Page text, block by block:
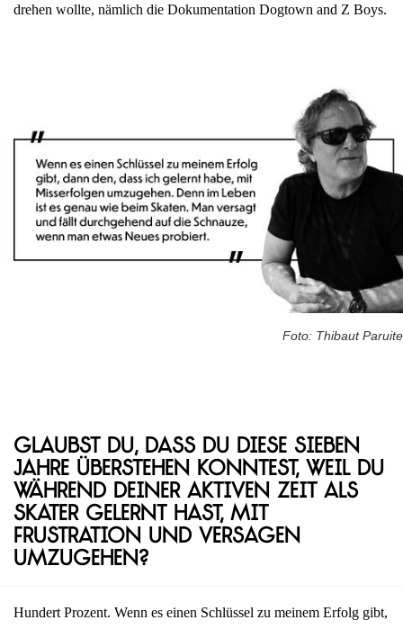
drehen wollte, nämlich die Dokumentation Dogtown and Z Boys.
Foto: Thibaut Paruite
Glaubst du, dass du diese sieben
Jahre überstehen konntest, weil du
während deiner aktiven Zeit als
Skater gelernt hast, mit
Frustration und Versagen
umzugehen?
Hundert Prozent. Wenn es einen Schlüssel zu meinem Erfolg gibt,